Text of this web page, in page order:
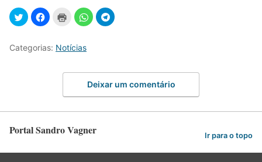
Categorias: Notícias
Deixar um comentário
Portal Sandro Vagner Ir para o topo